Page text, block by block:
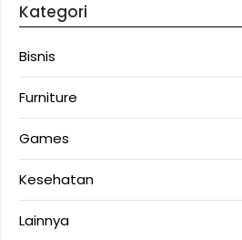
Kategori
Bisnis
Furniture
Games
Kesehatan
Lainnya